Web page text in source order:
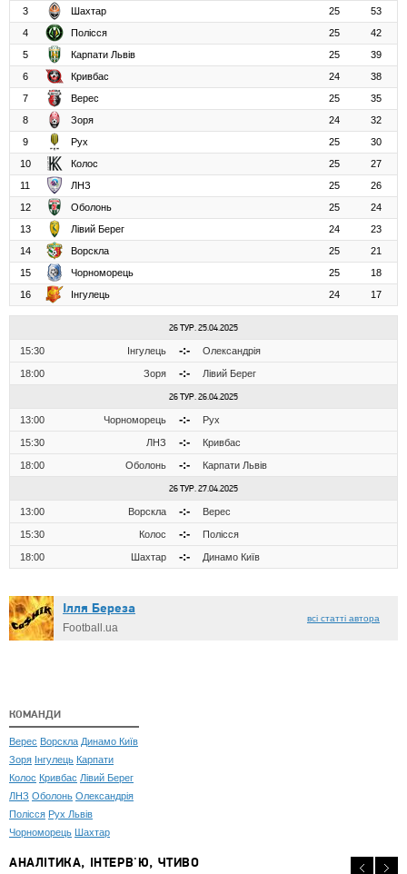
3
Шахтар 25
53
4
Полісся 25
42
5
Карпати Львів 25
39
6
Кривбас 24
38
7
Верес 25
35
8
Зоря 24
32
9
Рух 25
30
10
Колос 25
27
11
ЛНЗ 25
26
12
Оболонь 25
24
13
Лівий Берег 24
23
14
Ворскла 25
21
15
Чорноморець 25
18
16
Інгулець 24 17
26 ТУР. 25.04.2025
15:30 Інгулець -:- Олександрія
18:00 Зоря -:- Лівий Берег
26 ТУР. 26.04.2025
13:00 Чорноморець -:- Рух
15:30 ЛНЗ -:- Кривбас
18:00 Оболонь -:- Карпати Львів
26 ТУР. 27.04.2025
13:00 Ворскла -:- Верес
15:30 Колос -:- Полісся
18:00 Шахтар -:- Динамо Київ
Ілля Береза
Football.ua
всі статті автора
КОМАНДИ
Верес Ворскла Динамо Київ
Зоря Інгулець Карпати
Колос Кривбас Лівий Берег
ЛНЗ Оболонь Олександрія
Полісся Рух Львів
Чорноморець Шахтар
АНАЛІТИКА, ІНТЕРВ'Ю, ЧТИВО